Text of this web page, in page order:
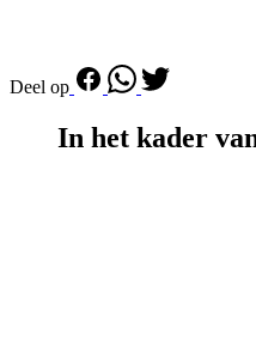
Deel op
In het kader